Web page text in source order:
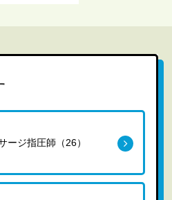
ージ指圧師（26）